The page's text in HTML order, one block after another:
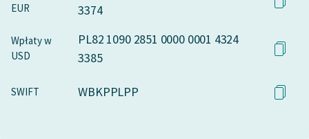
EUR
3374
Wpłaty w
USD
PL82 1090 2851 0000 0001 4324
3385
SWIFT WBKPPLPP